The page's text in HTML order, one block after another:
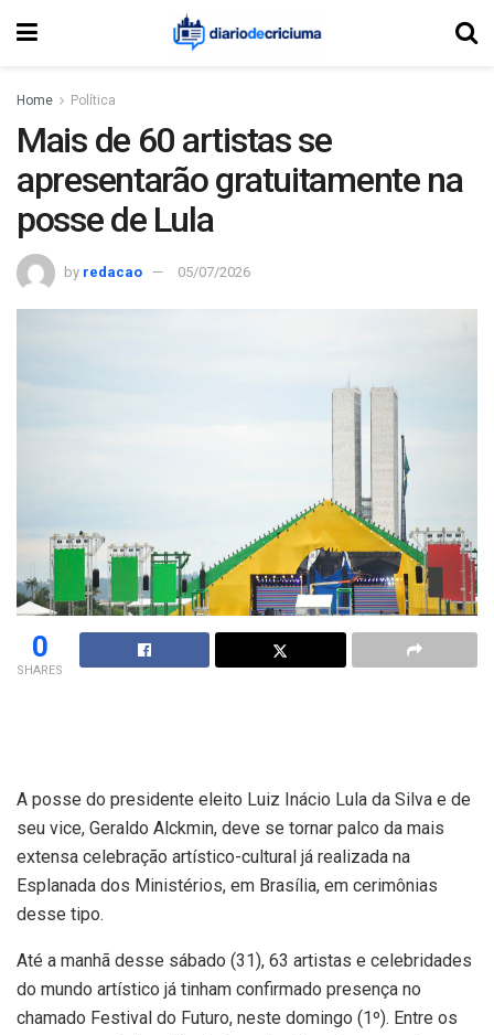
Home Política
Mais de 60 artistas se
apresentarão gratuitamente na
posse de Lula
by redacao 05/07/2026
0
SHARES
A posse do presidente eleito Luiz Inácio Lula da Silva e de
seu vice, Geraldo Alckmin, deve se tornar palco da mais
extensa celebração artístico-cultural já realizada na
Esplanada dos Ministérios, em Brasília, em cerimônias
desse tipo.
Até a manhã desse sábado (31), 63 artistas e celebridades
do mundo artístico já tinham confirmado presença no
chamado Festival do Futuro, neste domingo (1º). Entre os